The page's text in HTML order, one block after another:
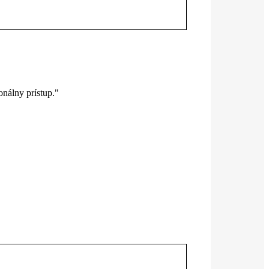
prístup."